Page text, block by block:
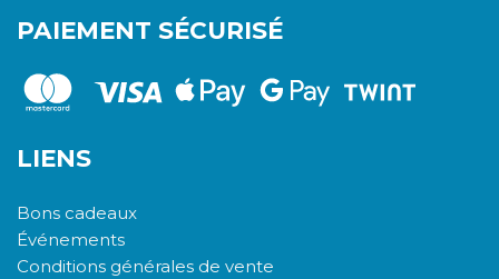
PAIEMENT SÉCURISÉ
LIENS
Bons cadeaux
Événements
Conditions générales de vente